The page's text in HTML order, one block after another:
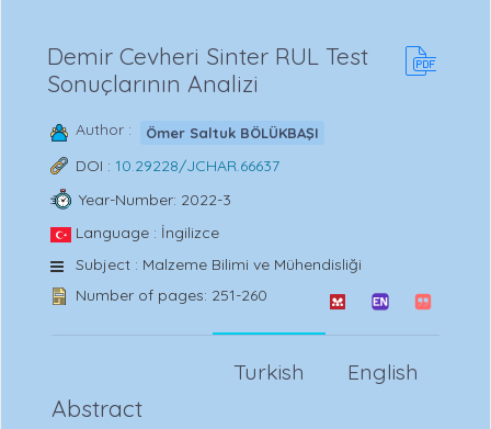
Demir Cevheri Sinter RUL Test
Sonuçlarının Analizi
Author : Ömer Saltuk BÖLÜKBAŞI
DOI : 10.29228/JCHAR.66637
Year-Number: 2022-3
Language : İngilizce
Subject : Malzeme Bilimi ve Mühendisliği
Number of pages: 251-260
English
Turkish
Abstract